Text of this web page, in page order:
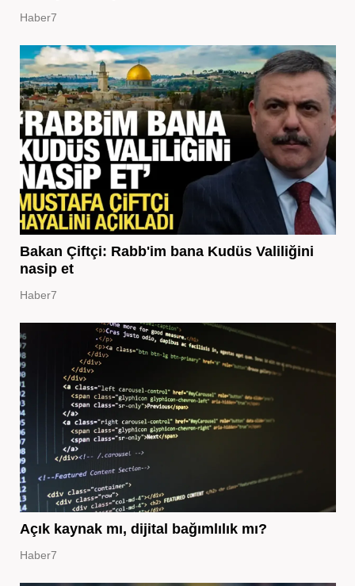
Haber7
Bakan Çiftçi: Rabb'im bana Kudüs Valiliğini
nasip et
Haber7
Açık kaynak mı, dijital bağımlılık mı?
Haber7